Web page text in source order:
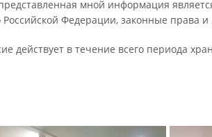
мной информация
Российской Федерации, законные
действует в течение всего периода